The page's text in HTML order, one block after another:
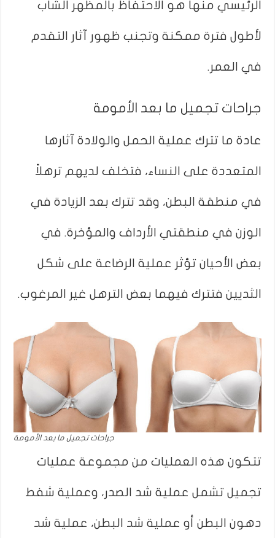
الرئيسي منها هو الاحتفاظ بالمظهر الشاب
لأطول فترة ممكنة وتجنب ظهور آثار التقدم
في العمر.
جراحات تجميل ما بعد الأمومة
عادة ما تترك عملية الحمل والولادة آثارها
المتعددة على النساء، فتخلف لديهم ترهلاً
في منطقة البطن، وقد تترك بعد الزيادة في
الوزن في منطقتي الأرداف والمؤخرة. في
بعض الأحيان تؤثر عملية الرضاعة على شكل
الثديين فتترك فيهما بعض الترهل غير المرغوب.
جراحات تجميل ما بعد الأمومة
تتكون هذه العمليات من مجموعة عمليات
تجميل تشمل عملية شد الصدر، وعملية شفط
دهون البطن أو عملية شد البطن، عملية شد